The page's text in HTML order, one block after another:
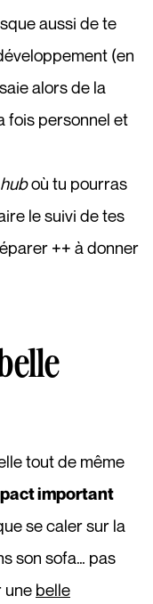
aussi de te
(en
alors de la
fois personnel et
où tu pourras
le suivi de tes
++ à donner
tout de même
important
se caler sur la
son sofa… pas
une belle